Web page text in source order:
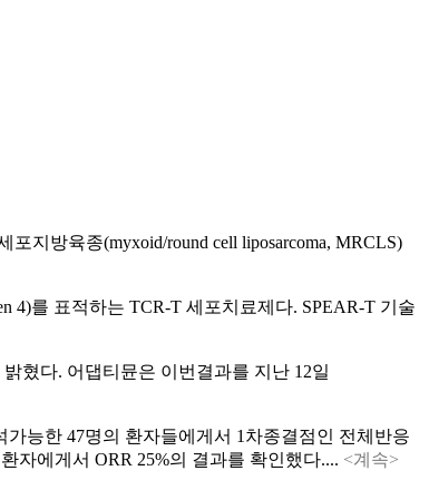
지방육종(myxoid/round cell liposarcoma, MRCLS)
4)를 표적하는 TCR-T 세포치료제다. SPEAR-T 기술
혔다. 어댑티뮨은 이번결과를 지난 12일
능한 47명의 환자들에게서 1차종결점인 전체반응
자에게서 ORR 25%의 결과를 확인했다.... <계속>